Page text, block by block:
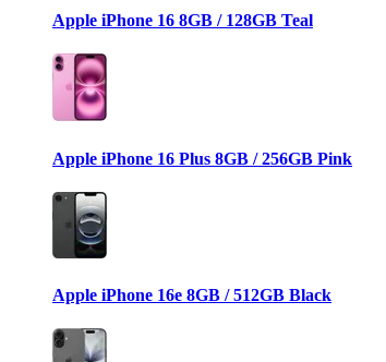
Apple iPhone 16 8GB / 128GB Teal
Apple iPhone 16 Plus 8GB / 256GB Pink
Apple iPhone 16e 8GB / 512GB Black